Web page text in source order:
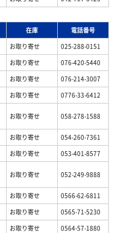
在庫
電話番号
お取り寄せ
025-288-0151
お取り寄せ
076-420-5440
お取り寄せ
076-214-3007
お取り寄せ 0776-33-6412
お取り寄せ 058-278-1588
お取り寄せ
054-260-7361
お取り寄せ 053-401-8577
お取り寄せ 052-249-9888
お取り寄せ
0566-62-6811
お取り寄せ
0565-71-5230
お取り寄せ
0564-57-1880